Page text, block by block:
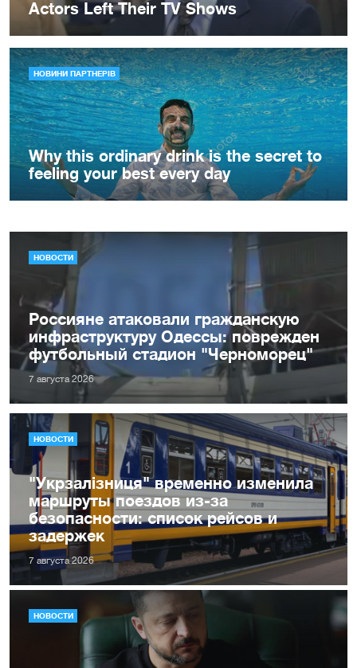
НОВОСТИ
Россияне атаковали гражданскую
инфраструктуру Одессы: поврежден
футбольный стадион "Черноморец"
7 августа 2026
НОВОСТИ
"Укрзалізниця" временно изменила
маршруты поездов из-за
безопасности: список рейсов и
задержек
7 августа 2026
НОВОСТИ